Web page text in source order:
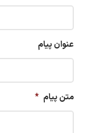
عنوان پیام
متن پیام *